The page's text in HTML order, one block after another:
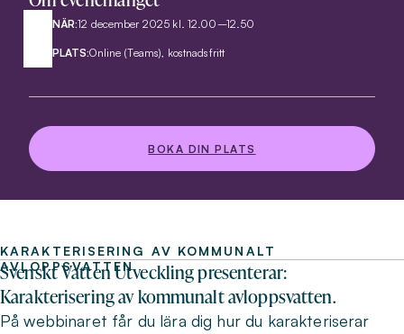
NÄR:12 december 2025 kl. 12.00–12.50
PLATS:Online (Teams), kostnadsfritt
BOKA DIN PLATS
KARAKTERISERING AV KOMMUNALT
AVLOPPSVATTEN
Svenskt Vatten Utveckling presenterar:
Karakterisering av kommunalt avloppsvatten.
På webbinaret får du lära dig hur du karakteriserar